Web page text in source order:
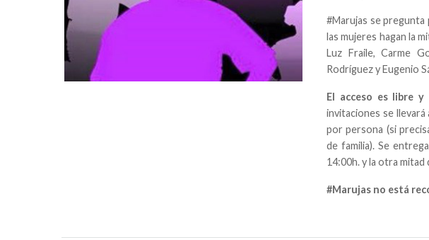
#Marujas se pregunta
las mujeres hagan la
Luz Fraile, Carme
Rodríguez y Eugenio
El acceso es libre
invitaciones se
por persona (si
de familia). Se
14:00h. y la otra mitad
#Marujas no está